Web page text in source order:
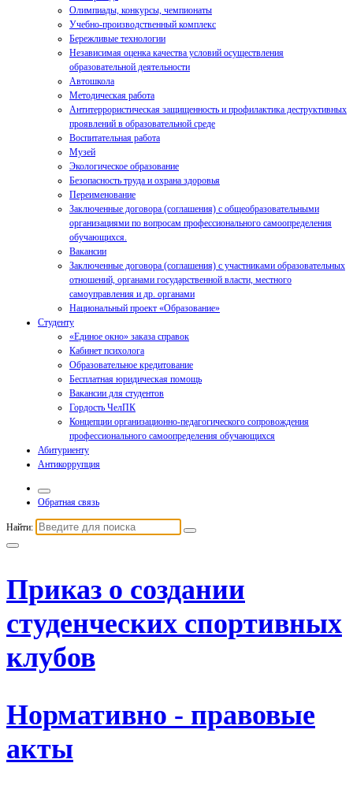
Олимпиады, конкурсы, чемпионаты
Учебно-производственный комплекс
Бережливые технологии
Независимая оценка качества условий осуществления
образовательной деятельности
Автошкола
Методическая работа
Антитеррористическая защищенность и профилактика деструктивных
проявлений в образовательной среде
Воспитательная работа
Музей
Экологическое образование
Безопасность труда и охрана здоровья
Переименование
Заключенные договора (соглашения) с общеобразовательными
организациями по вопросам профессионального самоопределения
обучающихся.
Вакансии
Заключенные договора (соглашения) с участниками образовательных
отношений, органами государственной власти, местного
самоуправления и др. органами
Национальный проект «Образование»
Студенту
«Единое окно» заказа справок
Кабинет психолога
Образовательное кредитование
Бесплатная юридическая помощь
Вакансии для студентов
Гордость ЧелПК
Концепции организационно-педагогического сопровождения
профессионального самоопределения обучающихся
Абитуриенту
Антикоррупция
Обратная связь
Найти:
Приказ о создании
студенческих спортивных
клубов
Нормативно - правовые
акты